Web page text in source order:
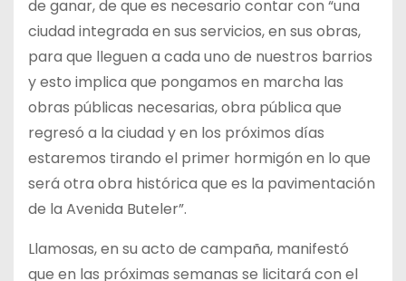
de ganar, de que es necesario contar con “una
ciudad integrada en sus servicios, en sus obras,
para que lleguen a cada uno de nuestros barrios
y esto implica que pongamos en marcha las
obras públicas necesarias, obra pública que
regresó a la ciudad y en los próximos días
estaremos tirando el primer hormigón en lo que
será otra obra histórica que es la pavimentación
de la Avenida Buteler”.
Llamosas, en su acto de campaña, manifestó
que en las próximas semanas se licitará con el